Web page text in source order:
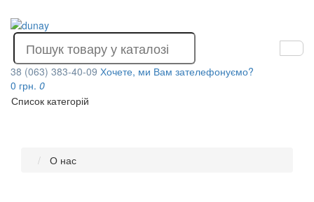
38 (063) 383-40-09 Хочете, ми Вам зателефонуємо?
0 грн. 0
Список категорій
О нас